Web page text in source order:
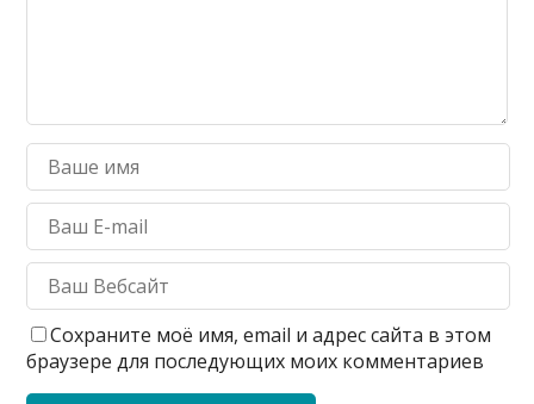
Сохраните моё имя, email и адрес сайта в этом
браузере для последующих моих комментариев